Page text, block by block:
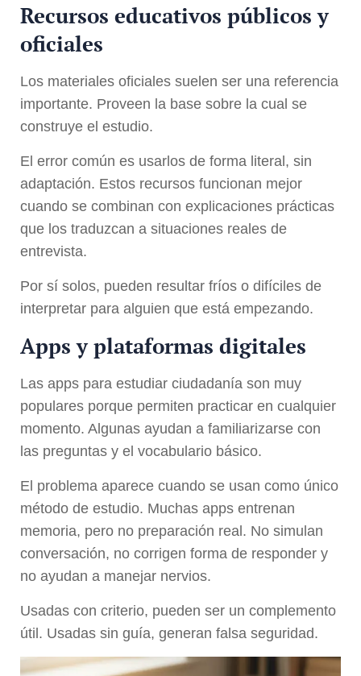
Recursos educativos públicos y
oficiales
Los materiales oficiales suelen ser una referencia
importante. Proveen la base sobre la cual se
construye el estudio.
El error común es usarlos de forma literal, sin
adaptación. Estos recursos funcionan mejor
cuando se combinan con explicaciones prácticas
que los traduzcan a situaciones reales de
entrevista.
Por sí solos, pueden resultar fríos o difíciles de
interpretar para alguien que está empezando.
Apps y plataformas digitales
Las apps para estudiar ciudadanía son muy
populares porque permiten practicar en cualquier
momento. Algunas ayudan a familiarizarse con
las preguntas y el vocabulario básico.
El problema aparece cuando se usan como único
método de estudio. Muchas apps entrenan
memoria, pero no preparación real. No simulan
conversación, no corrigen forma de responder y
no ayudan a manejar nervios.
Usadas con criterio, pueden ser un complemento
útil. Usadas sin guía, generan falsa seguridad.